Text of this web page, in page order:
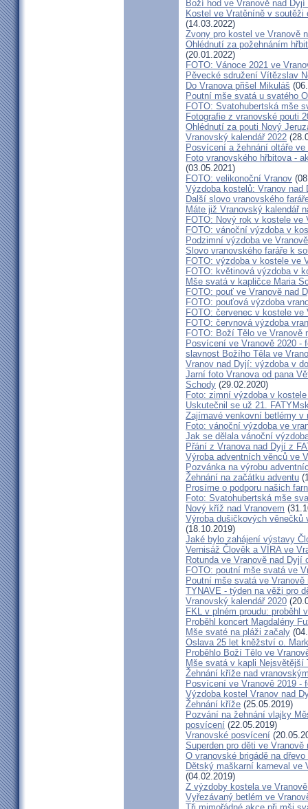
Boží hod ve Vranově nad Dyjí
Kostel ve Vratěníně v soutěži
(14.03.2022)
Zvony pro kostel ve Vranově
Ohlédnutí za požehnáním
(20.01.2022)
FOTO: Vánoce 2021 ve
Pěvecké sdružení Vítězslav
Do Vranova přišel Mikuláš
Poutní mše svatá u svatého
FOTO: Svatohubertská mše
Fotografie z vranovské pouti
Ohlédnutí za pouti Nový
Vranovský kalendář 2022
Posvícení a žehnání oltáře
Foto vranovského hřbitova -
(03.05.2021)
FOTO: velikonoční Vranov
Výzdoba kostelů: Vranov nad
Další slovo vranovského
Máte již Vranovský kalendář
FOTO: Nový rok v kostele ve
FOTO: vánoční výzdoba v
Podzimní výzdoba ve
Slovo vranovského faráře k
FOTO: výzdoba v kostele ve
FOTO: květinová výzdoba v
Mše svatá v kapličce Maria
FOTO: pouť ve Vranově nad
FOTO: pouťová výzdoba
FOTO: červenec v kostele ve
FOTO: červnová výzdoba
FOTO: Boží Tělo ve Vranově
Posvícení ve Vranově 2020 -
slavnost Božího Těla ve
Vranov nad Dyjí: výzdoba v
Jarní foto Vranova od pana
Schody (29.02.2020)
Foto: zimní výzdoba v
Uskutečnil se už 21.
Zajímavé venkovní betlémy v
Foto: vánoční výzdoba ve
Jak se dělala vánoční
Přání z Vranova nad Dyjí z
Výroba adventních věnců ve
Pozvánka na výrobu
Žehnání na začátku adventu
Prosíme o podporu našich
Foto: Svatohubertská mše
Nový kříž nad Vranovem
Výroba dušičkových
(18.10.2019)
Jaké bylo zahájení výstavy
Vernisáž Člověk a VÍRA ve
Rotunda ve Vranově nad Dyjí
FOTO: poutní mše svatá ve
Poutní mše svatá ve Vranově
TYNAVE - týden na věži pro
Vranovský kalendář 2020
FKL v plném proudu: proběhl
Proběhl koncert Magdalény
Mše svaté na pláži začaly
Oslava 25 let kněžství o.
Proběhlo Boží Tělo ve
Mše svatá v kapli Nejsvětější
Žehnání kříže nad
Posvícení ve Vranově 2019 -
Výzdoba kostel Vranov nad
Žehnání kříže (25.05.2019)
Pozvání na žehnání vlajky
posvícení (22.05.2019)
Vranovské posvícení
Superden pro děti ve Vranově
O vranovské brigádě na
Dětský maškarní karneval ve
(04.02.2019)
Z výzdoby kostela ve
Vyřezávaný betlém ve